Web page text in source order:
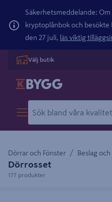
Säkerhetsmeddelande: Om
kryptoplånbok och
den 27 juli, läs viktig
Välj butik
Dörrar och Fönster Beslag och
Dörrosset
177 produkter